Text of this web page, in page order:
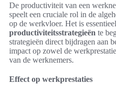
De productiviteit van een
speelt een cruciale rol in de
op de werkvloer. Het is
productiviteitsstrategieën te
strategieën direct bijdragen aan
impact op zowel de
van de werknemers.
Effect op werkprestaties